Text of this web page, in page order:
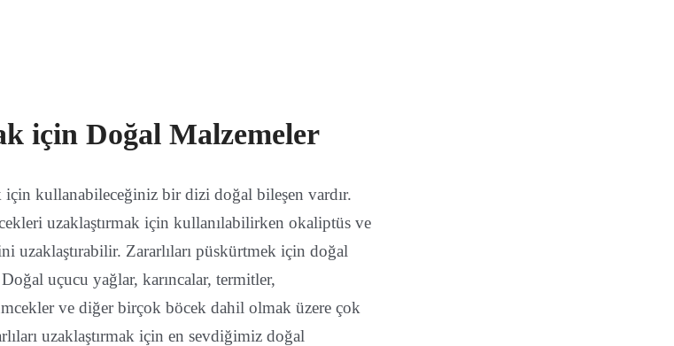
için Doğal Malzemeler
için kullanabileceğiniz bir dizi doğal bileşen vardır.
uzaklaştırmak için kullanılabilirken okaliptüs ve
uzaklaştırabilir. Zararlıları püskürtmek için doğal
uçucu yağlar, karıncalar, termitler,
ve diğer birçok böcek dahil olmak üzere çok
uzaklaştırmak için en sevdiğimiz doğal